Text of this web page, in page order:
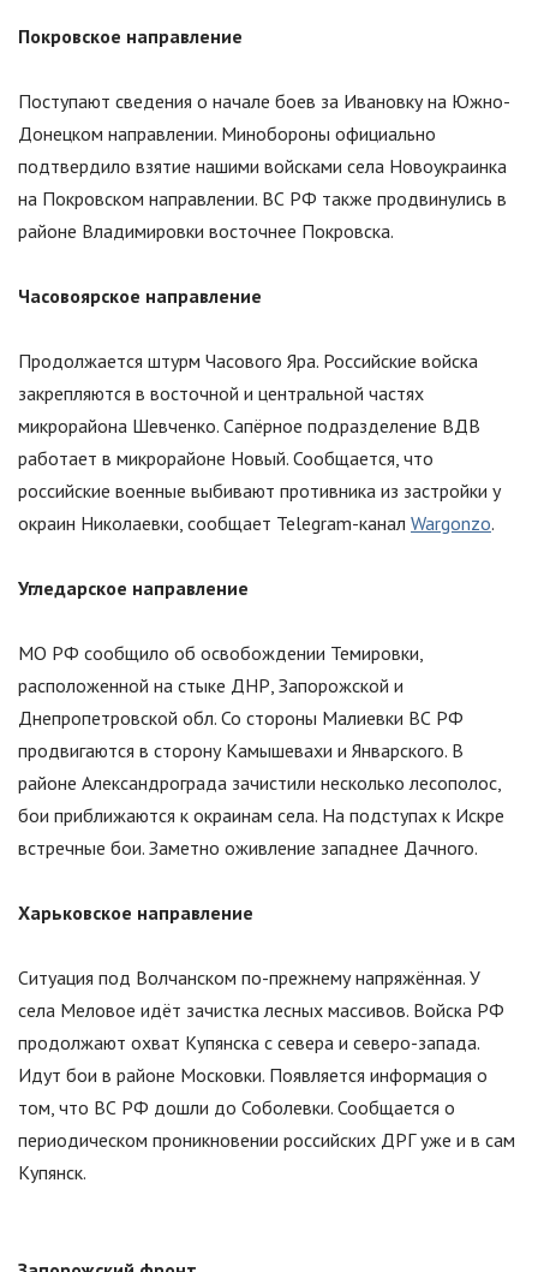
Покровское направление
Поступают сведения о начале боев за Ивановку на Южно-
Донецком направлении. Минобороны официально
подтвердило взятие нашими войсками села Новоукраинка
на Покровском направлении. ВС РФ также продвинулись в
районе Владимировки восточнее Покровска.
Часовоярское направление
Продолжается штурм Часового Яра. Российские войска
закрепляются в восточной и центральной частях
микрорайона Шевченко. Сапёрное подразделение ВДВ
работает в микрорайоне Новый. Сообщается, что
российские военные выбивают противника из застройки у
окраин Николаевки, сообщает Telegram-канал Wargonzo.
Угледарское направление
МО РФ сообщило об освобождении Темировки,
расположенной на стыке ДНР, Запорожской и
Днепропетровской обл. Со стороны Малиевки ВС РФ
продвигаются в сторону Камышевахи и Январского. В
районе Александрограда зачистили несколько лесополос,
бои приближаются к окраинам села. На подступах к Искре
встречные бои. Заметно оживление западнее Дачного.
Харьковское направление
Ситуация под Волчанском по-прежнему напряжённая. У
села Меловое идёт зачистка лесных массивов. Войска РФ
продолжают охват Купянска с севера и северо-запада.
Идут бои в районе Московки. Появляется информация о
том, что ВС РФ дошли до Соболевки. Сообщается о
периодическом проникновении российских ДРГ уже и в сам
Купянск.